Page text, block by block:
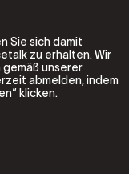
Sie sich damit
zu erhalten. Wir
unserer
abmelden, indem
klicken.